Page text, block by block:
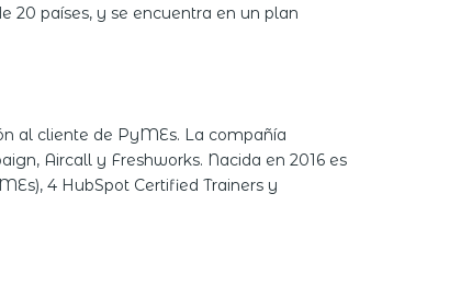
20 países, y se encuentra en un plan
al cliente de PyMEs. La compañía
Aircall y Freshworks. Nacida en 2016 es
4 HubSpot Certified Trainers y